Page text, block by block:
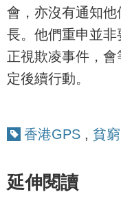
會，亦沒有通知
長。他們重申並
正視欺凌事件，
定後續行動。
香港GPS , 貧窮
延伸閱讀